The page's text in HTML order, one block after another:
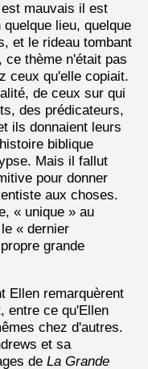
mauvais il est
lieu, quelque
et le rideau tombant
thème n'était pas
ceux qu'elle copiait.
de ceux sur qui
des prédicateurs,
ils donnaient leurs
biblique
Mais il fallut
pour donner
aux choses.
« unique » au
« dernier
grande
Ellen remarquèrent
entre ce qu'Ellen
chez d'autres.
et sa
de La Grande